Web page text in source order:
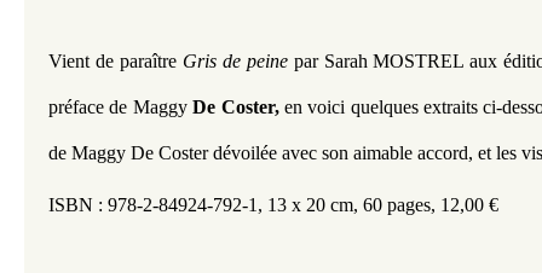
Vient de paraître Gris de peine parSarah MOSTRELaux
préface de Maggy De Coster, en voici quelques extraits ci-
de Maggy De Coster dévoilée avec son aimable accord, et les
ISBN : 978-2-84924-792-1, 13 x 20 cm, 60 pages, 12,00 €